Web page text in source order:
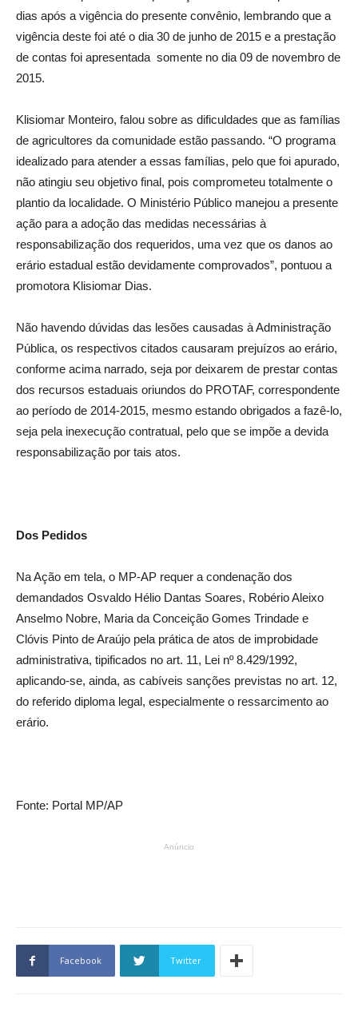
dias após a vigência do presente convênio, lembrando que a
vigência deste foi até o dia 30 de junho de 2015 e a prestação
de contas foi apresentada somente no dia 09 de novembro de
2015.
Klisiomar Monteiro, falou sobre as dificuldades que as famílias
de agricultores da comunidade estão passando. “O programa
idealizado para atender a essas famílias, pelo que foi apurado,
não atingiu seu objetivo final, pois comprometeu totalmente o
plantio da localidade. O Ministério Público manejou a presente
ação para a adoção das medidas necessárias à
responsabilização dos requeridos, uma vez que os danos ao
erário estadual estão devidamente comprovados”, pontuou a
promotora Klisiomar Dias.
Não havendo dúvidas das lesões causadas à Administração
Pública, os respectivos citados causaram prejuízos ao erário,
conforme acima narrado, seja por deixarem de prestar contas
dos recursos estaduais oriundos do PROTAF, correspondente
ao período de 2014-2015, mesmo estando obrigados a fazê-lo,
seja pela inexecução contratual, pelo que se impõe a devida
responsabilização por tais atos.
Dos Pedidos
Na Ação em tela, o MP-AP requer a condenação dos
demandados Osvaldo Hélio Dantas Soares, Robério Aleixo
Anselmo Nobre, Maria da Conceição Gomes Trindade e
Clóvis Pinto de Araújo pela prática de atos de improbidade
administrativa, tipificados no art. 11, Lei nº 8.429/1992,
aplicando-se, ainda, as cabíveis sanções previstas no art. 12,
do referido diploma legal, especialmente o ressarcimento ao
erário.
Fonte: Portal MP/AP
Anúncio
Facebook Twitter